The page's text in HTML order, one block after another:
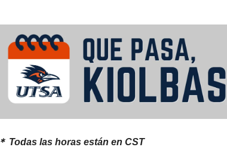
＊ Todas las horas están en CST